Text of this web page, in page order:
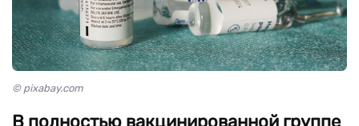
© pixabay.com
В полностью вакцинированной группе